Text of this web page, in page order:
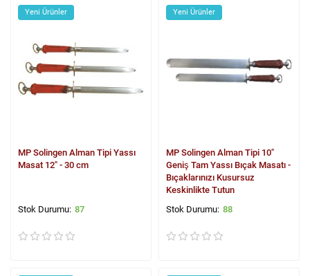
Yeni Ürünler
MP Solingen Alman Tipi Yassı
Masat 12" - 30 cm
87
Yeni Ürünler
MP Solingen Alman Tipi 10"
Geniş Tam Yassı Bıçak Masatı -
Bıçaklarınızı Kusursuz
Keskinlikte Tutun
88